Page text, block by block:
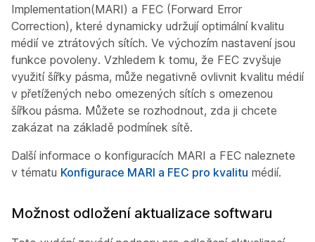
Implementation(MARI) a FEC (Forward Error
Correction), které dynamicky udržují optimální kvalitu
médií ve ztrátových sítích. Ve výchozím nastavení jsou
funkce povoleny. Vzhledem k tomu, že FEC zvyšuje
využití šířky pásma, může negativně ovlivnit kvalitu médií
v přetížených nebo omezených sítích s omezenou
šířkou pásma. Můžete se rozhodnout, zda ji chcete
zakázat na základě podmínek sítě.
Další informace o konfiguracích MARI a FEC naleznete
v tématu Konfigurace MARI a FEC pro kvalitu médií.
Možnost odložení aktualizace softwaru